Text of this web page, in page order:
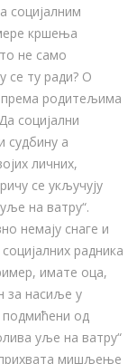
социјалним
кршења
не само
се ту ради? О
према родитељима
социјални
судбину а
личних,
се укључују
на ватру“.
немају снаге и
радника
имате оца,
за насиље у
подмићени од
уље на ватру“
мишљење